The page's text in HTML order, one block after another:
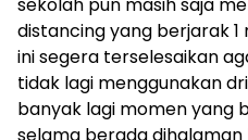
distancing yang berjarak
ini segera terselesaikan
tidak lagi menggunakan
banyak lagi momen yang